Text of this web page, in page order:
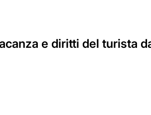
e diritti del turista